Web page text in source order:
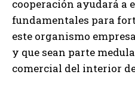
cooperación ayudará a
fundamentales para
este organismo
y que sean parte
comercial del interior